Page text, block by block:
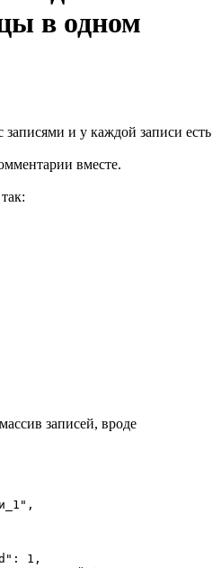
в одном
записями и у каждой записи есть
вместе.
записей, вроде